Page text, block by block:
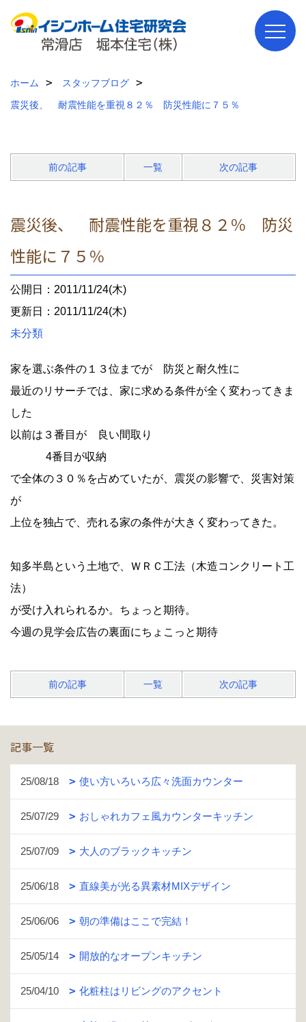
ホーム
スタッフブログ
震災後、 耐震性能を重視８２％ 防災性能に７５％
前の記事 一覧 次の記事
震災後、 耐震性能を重視８２％ 防災
性能に７５％
公開日：2011/11/24(木)
更新日：2011/11/24(木)
未分類
家を選ぶ条件の１３位までが 防災と耐久性に
最近のリサーチでは、家に求める条件が全く変わってきま
した
以前は３番目が 良い間取り
4番目が収納
で全体の３０％を占めていたが、震災の影響で、災害対策
が
上位を独占で、売れる家の条件が大きく変わってきた。
知多半島という土地で、ＷＲＣ工法（木造コンクリート工
法）
が受け入れられるか。ちょっと期待。
今週の見学会広告の裏面にちょこっと期待
前の記事 一覧 次の記事
記事一覧
25/08/18 使い方いろいろ広々洗面カウンター
25/07/29 おしゃれカフェ風カウンターキッチン
25/07/09 大人のブラックキッチン
25/06/18 直線美が光る異素材MIXデザイン
25/06/06 朝の準備はここで完結！
25/05/14 開放的なオープンキッチン
25/04/10 化粧柱はリビングのアクセント